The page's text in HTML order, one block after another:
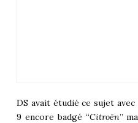
DS avait étudié ce sujet
9 encore badgé “Citroën”